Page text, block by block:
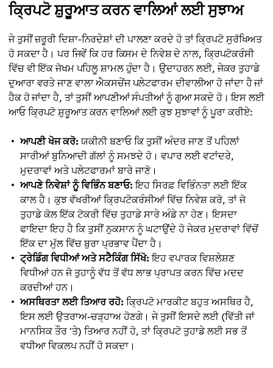
ਕ੍ਰਿਪਟੋ ਸ਼ੁਰੂਆਤ ਕਰਨ ਵਾਲਿਆਂ ਲਈ ਸੁਝਾਅ
ਜੇ ਤੁਸੀਂ ਜ਼ਰੂਰੀ ਦਿਸ਼ਾ-ਨਿਰਦੇਸ਼ਾਂ ਦੀ ਪਾਲਣਾ ਕਰਦੇ ਹੋ ਤਾਂ ਕ੍ਰਿਪਟੋ ਸੁਰੱਖਿਅਤ
ਹੋ ਸਕਦਾ ਹੈ। ਪਰ ਜਿਵੇਂ ਕਿ ਹਰ ਕਿਸਮ ਦੇ ਨਿਵੇਸ਼ ਦੇ ਨਾਲ, ਕ੍ਰਿਪਟੋਕਰੰਸੀ
ਵਿੱਚ ਵੀ ਇੱਕ ਜੋਖਮ ਪਹਿਲੂ ਸ਼ਾਮਲ ਹੁੰਦਾ ਹੈ। ਉਦਾਹਰਨ ਲਈ, ਜੇਕਰ ਤੁਹਾਡੇ
ਦੁਆਰਾ ਵਰਤੇ ਜਾਣ ਵਾਲਾ ਐਕਸਚੇਂਜ ਪਲੇਟਫਾਰਮ ਦੀਵਾਲੀਆ ਹੋ ਜਾਂਦਾ ਹੈ ਜਾਂ
ਹੈਕ ਹੋ ਜਾਂਦਾ ਹੈ, ਤਾਂ ਤੁਸੀਂ ਆਪਣੀਆਂ ਸੰਪਤੀਆਂ ਨੂੰ ਗੁਆ ਸਕਦੇ ਹੋ। ਇਸ ਲਈ
ਆਓ ਕ੍ਰਿਪਟੋ ਸ਼ੁਰੂਆਤ ਕਰਨ ਵਾਲਿਆਂ ਲਈ ਕੁਝ ਸੁਝਾਵਾਂ ਨੂੰ ਪੂਰਾ ਕਰੀਏ:
ਆਪਣੀ ਖੋਜ ਕਰੋ: ਯਕੀਨੀ ਬਣਾਓ ਕਿ ਤੁਸੀਂ ਅੰਦਰ ਜਾਣ ਤੋਂ ਪਹਿਲਾਂ
ਸਾਰੀਆਂ ਬੁਨਿਆਦੀ ਗੱਲਾਂ ਨੂੰ ਸਮਝਦੇ ਹੋ। ਵਪਾਰ ਲਈ ਵਟਾਂਦਰੇ,
ਮੁਦਰਾਵਾਂ ਅਤੇ ਪਲੇਟਫਾਰਮਾਂ ਬਾਰੇ ਜਾਣੋ।
ਆਪਣੇ ਨਿਵੇਸ਼ਾਂ ਨੂੰ ਵਿਭਿੰਨ ਬਣਾਓ: ਇਹ ਸਿਰਫ਼ ਵਿਭਿੰਨਤਾ ਲਈ ਇੱਕ
ਕਾਲ ਹੈ। ਕੁਝ ਵੱਖਰੀਆਂ ਕ੍ਰਿਪਟੋਕਰੰਸੀਆਂ ਵਿੱਚ ਨਿਵੇਸ਼ ਕਰੋ, ਤਾਂ ਜੋ
ਤੁਹਾਡੇ ਕੋਲ ਇੱਕ ਟੋਕਰੀ ਵਿੱਚ ਤੁਹਾਡੇ ਸਾਰੇ ਅੰਡੇ ਨਾ ਹੋਣ। ਇਸਦਾ
ਫਾਇਦਾ ਇਹ ਹੈ ਕਿ ਤੁਸੀਂ ਨੁਕਸਾਨ ਨੂੰ ਘਟਾਉਂਦੇ ਹੋ ਜੇਕਰ ਮੁਦਰਾਵਾਂ ਵਿੱਚੋਂ
ਇੱਕ ਦਾ ਮੁੱਲ ਵਿੱਚ ਬੁਰਾ ਪ੍ਰਭਾਵ ਪੈਂਦਾ ਹੈ।
ਟ੍ਰੇਡਿੰਗ ਵਿਧੀਆਂ ਅਤੇ ਸਟੈਕਿੰਗ ਸਿੱਖੋ: ਇਹ ਵਪਾਰਕ ਵਿਸ਼ਲੇਸ਼ਣ
ਵਿਧੀਆਂ ਹਨ ਜੋ ਤੁਹਾਨੂੰ ਵੱਧ ਤੋਂ ਵੱਧ ਲਾਭ ਪ੍ਰਾਪਤ ਕਰਨ ਵਿੱਚ ਮਦਦ
ਕਰਦੀਆਂ ਹਨ।
ਅਸਥਿਰਤਾ ਲਈ ਤਿਆਰ ਰਹੋ: ਕ੍ਰਿਪਟੋ ਮਾਰਕੀਟ ਬਹੁਤ ਅਸਥਿਰ ਹੈ,
ਇਸ ਲਈ ਉਤਰਾਅ-ਚੜ੍ਹਾਅ ਹੋਣਗੇ। ਜੇ ਤੁਸੀਂ ਇਸਦੇ ਲਈ (ਵਿੱਤੀ ਜਾਂ
ਮਾਨਸਿਕ ਤੌਰ 'ਤੇ) ਤਿਆਰ ਨਹੀਂ ਹੋ, ਤਾਂ ਕ੍ਰਿਪਟੋ ਤੁਹਾਡੇ ਲਈ ਸਭ ਤੋਂ
ਵਧੀਆ ਵਿਕਲਪ ਨਹੀਂ ਹੋ ਸਕਦਾ।